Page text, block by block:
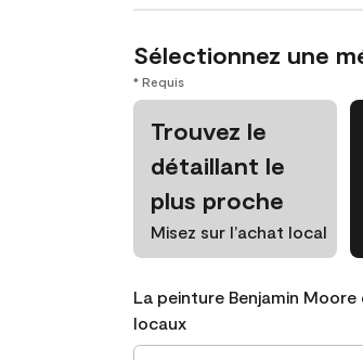
Sélectionnez une
* Requis
Trouvez le
détaillant le
plus proche
Misez sur l’achat local
La peinture Benjamin
locaux